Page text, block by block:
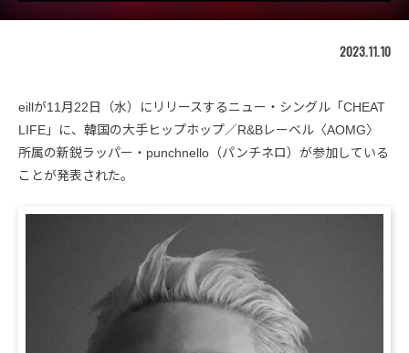
2023.11.10
eillが11月22日（水）にリリースするニュー・シングル「CHEAT
LIFE」に、韓国の大手ヒップホップ／R&Bレーベル〈AOMG〉
所属の新鋭ラッパー・punchnello（パンチネロ）が参加している
ことが発表された。